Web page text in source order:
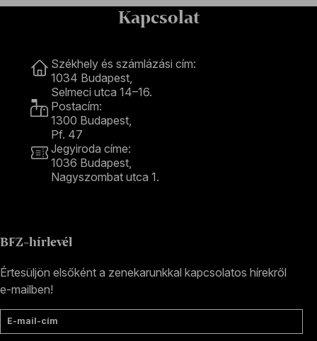
Kapcsolat
Székhely és számlázási cím:
1034 Budapest,
Selmeci utca 14–16.
Postacím:
1300 Budapest,
Pf. 47
Jegyiroda címe:
1036 Budapest,
Nagyszombat utca 1.
BFZ-hírlevél
Értesüljön elsőként a zenekarunkkal kapcsolatos hírekről
e-mailben!
E-mail-cím